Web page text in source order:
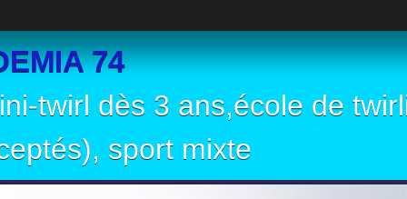
74
twirl dès 3 ans,école de
sport mixte